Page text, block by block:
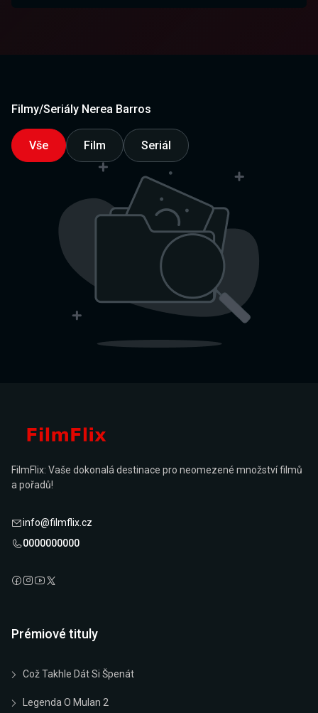
Filmy/Seriály Nerea Barros
Vše Film Seriál
FilmFlix: Vaše dokonalá destinace pro neomezené množství filmů
a pořadů!
info@filmflix.cz
0000000000
Prémiové tituly
Což Takhle Dát Si Špenát
Legenda O Mulan 2